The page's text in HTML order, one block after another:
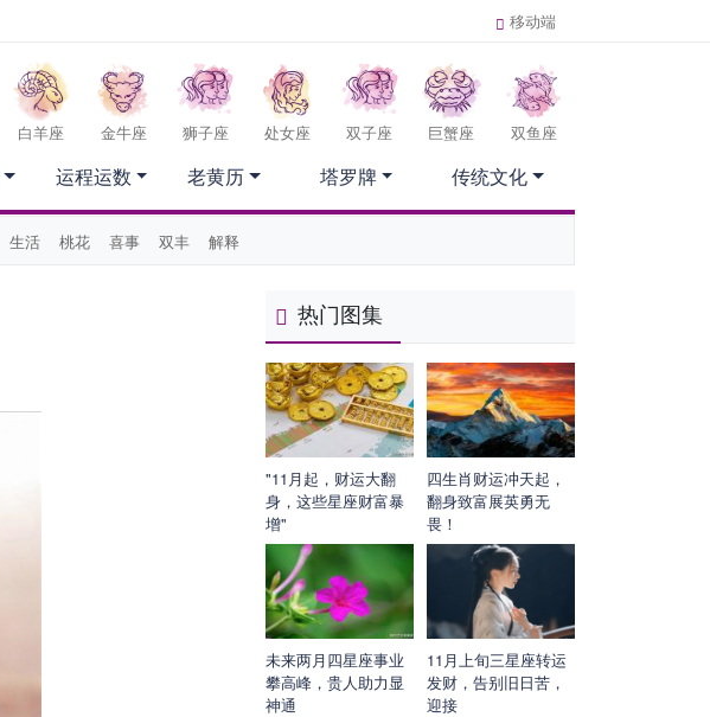
移动端
白羊座 金牛座 狮子座 处女座 双子座 巨蟹座 双鱼座
生活 桃花 喜事 双丰 解释
运程运数 老黄历 塔罗牌 传统文化
热门图集
"11月起，财运大翻
身，这些星座财富暴
增"
四生肖财运冲天起，
翻身致富展英勇无
畏！
未来两月四星座事业
攀高峰，贵人助力显
神通
11月上旬三星座转运
发财，告别旧日苦，
迎接